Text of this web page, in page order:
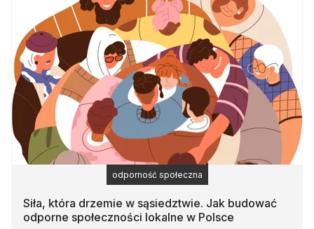
Siła, która drzemie w sąsiedztwie. Jak budować
odporne społeczności lokalne w Polsce
odporność społeczna